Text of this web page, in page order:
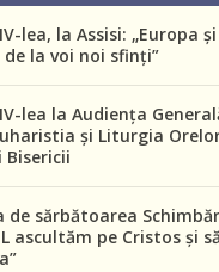
lea, la Assisi: „Europa
la voi noi sfinți”
lea la Audiența
și Liturgia
de sărbătoarea
ascultăm pe Cristos și